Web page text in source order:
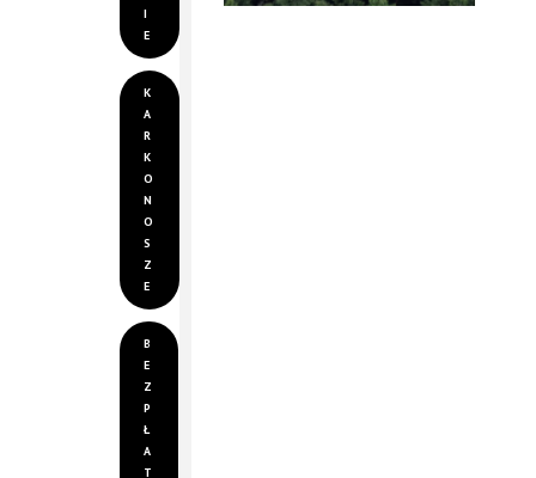
I
E
K
A
R
K
O
N
O
S
Z
E
B
E
Z
P
Ł
A
T